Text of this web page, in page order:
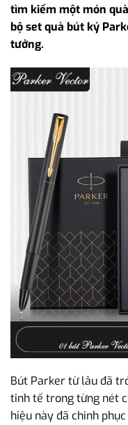
tìm kiếm một món
bộ set quà bút ký
tưởng.
Bút Parker từ lâu đã
tinh tế trong từng nét
hiệu này đã chinh